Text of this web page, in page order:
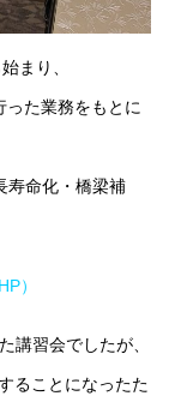
まり、
た業務をもとに
寿命化・橋梁補
）
講習会でしたが、
ることになったた